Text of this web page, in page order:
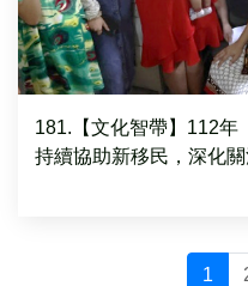
181.【文化智帶】112年
持續協助新移民，深化
1